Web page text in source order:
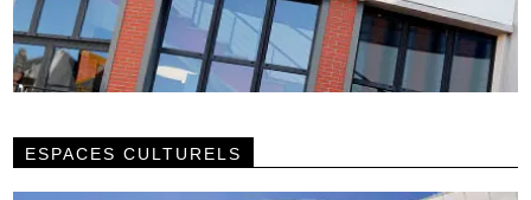
ESPACES CULTURELS